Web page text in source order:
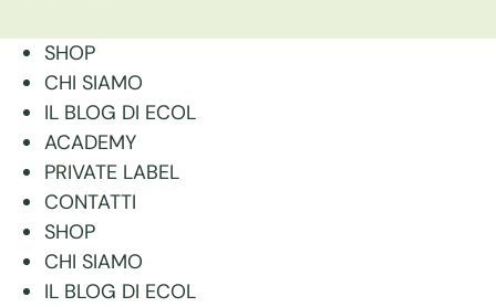
SHOP
CHI SIAMO
IL BLOG DI ECOL
ACADEMY
PRIVATE LABEL
CONTATTI
SHOP
CHI SIAMO
IL BLOG DI ECOL